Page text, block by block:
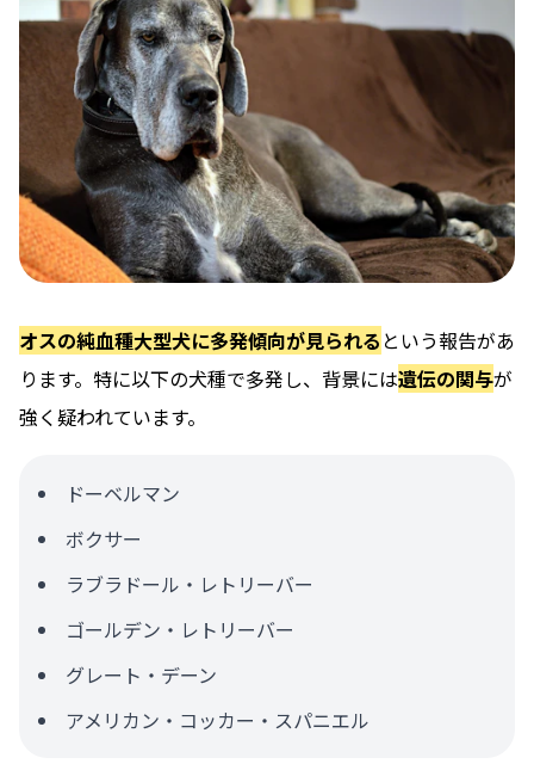
オスの純血種大型犬に多発傾向が見られる という報告があ
ります。特に以下の犬種で多発し、背景には遺伝の関与が
強く疑われています。
ドーベルマン
ボクサー
ラブラドール・レトリーバー
ゴールデン・レトリーバー
グレート・デーン
アメリカン・コッカー・スパニエル